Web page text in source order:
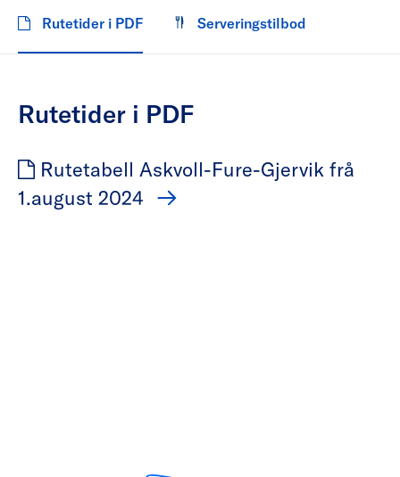
Rutetider i PDF Serveringstilbod
Rutetider i PDF
Rutetabell Askvoll-Fure-Gjervik frå
1.august 2024